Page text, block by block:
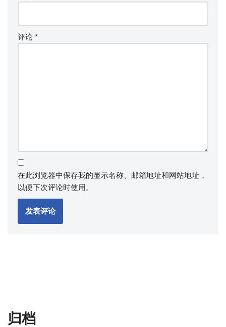
评论 *
在此浏览器中保存我的显示名称、邮箱地址和网站地址，
以便下次评论时使用。
归档